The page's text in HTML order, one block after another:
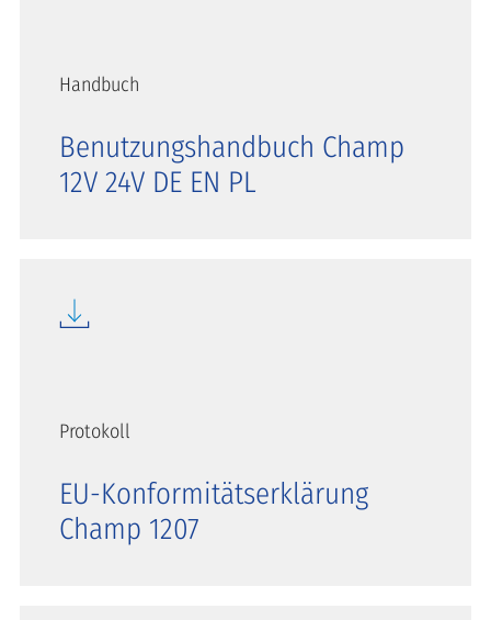
Handbuch
Benutzungshandbuch Champ
12V 24V DE EN PL
Protokoll
EU-Konformitätserklärung
Champ 1207